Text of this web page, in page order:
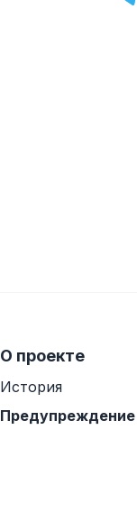
О проекте
История
Предупреждение